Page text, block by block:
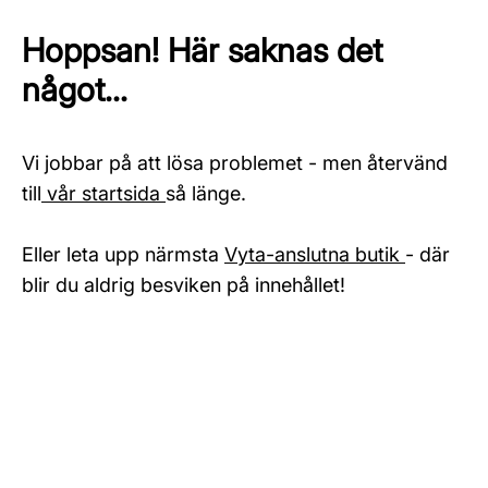
Hoppsan! Här saknas det
något...
Vi jobbar på att lösa problemet - men återvänd
till vår startsida så länge.
Eller leta upp närmsta Vyta-anslutna butik - där
blir du aldrig besviken på innehållet!